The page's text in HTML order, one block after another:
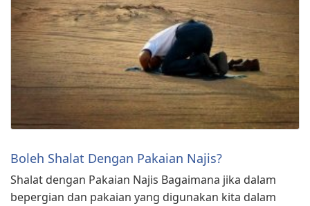
Boleh Shalat Dengan Pakaian Najis?
Shalat dengan Pakaian Najis Bagaimana jika dalam
bepergian dan pakaian yang digunakan kita dalam